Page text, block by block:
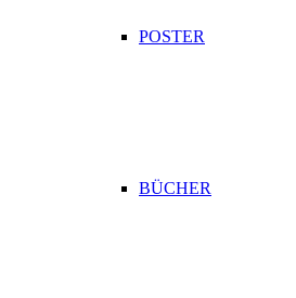
POSTER
BÜCHER